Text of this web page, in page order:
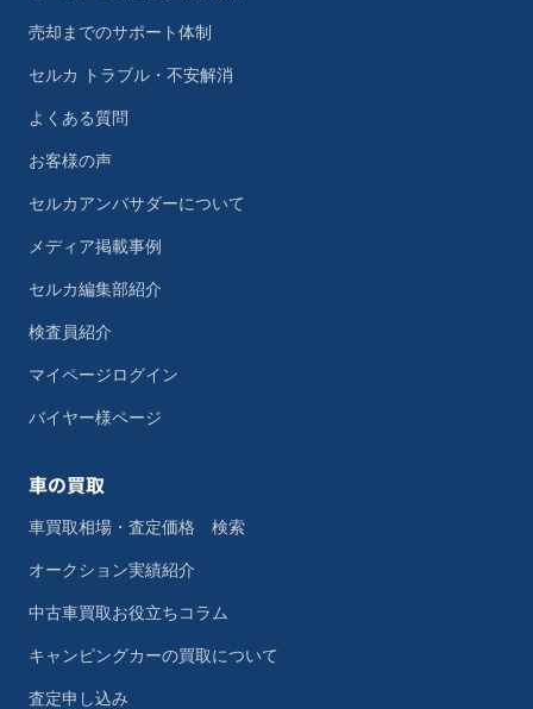
売却までのサポート体制
セルカ トラブル・不安解消
よくある質問
お客様の声
セルカアンバサダーについて
メディア掲載事例
セルカ編集部紹介
検査員紹介
マイページログイン
バイヤー様ページ
車の買取
車買取相場・査定価格 検索
オークション実績紹介
中古車買取お役立ちコラム
キャンピングカーの買取について
査定申し込み